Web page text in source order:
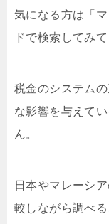
気になる方は「
ドで検索してみて
税金のシステム
な影響を与えて
ん。
日本やマレーシ
較しながら調べ